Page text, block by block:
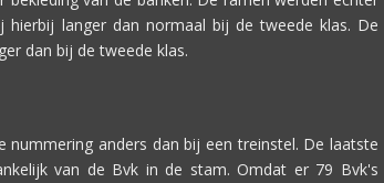
langer dan normaal bij de tweede klas. De
dan bij de tweede klas.
anders dan bij een treinstel. De laatste
van de Bvk in de stam. Omdat er 79 Bvk's